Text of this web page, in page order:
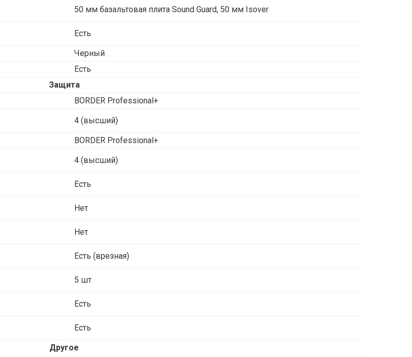
50 мм базальтовая плита Sound Guard, 50 мм Isover
Есть
Черный
Есть
Защита
BORDER Professional+
4 (высший)
BORDER Professional+
4 (высший)
Есть
Нет
Нет
Есть (врезная)
5 шт
Есть
Есть
Другое